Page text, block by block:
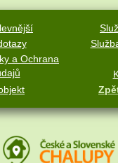
a Ochrana